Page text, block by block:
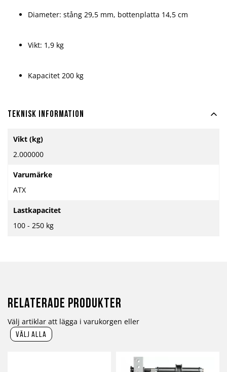
Diameter: stång 29,5 mm, bottenplatta 14,5 cm
Vikt: 1,9 kg
Kapacitet 200 kg
Teknisk information
information
Vikt (kg)
2.000000
Varumärke
ATX
Lastkapacitet
100 - 250 kg
Relaterade produkter
Välj artiklar att lägga i varukorgen eller
välj alla